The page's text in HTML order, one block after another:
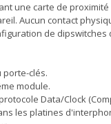
une carte de
Aucun contact
de
porte-clés.
module.
Data/Clock
les platines